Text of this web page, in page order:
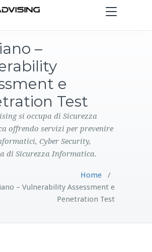
Toggle
navigation
–
e
Test
si occupa di Sicurezza
offrendo servizi per prevenire
Cyber Security,
di Sicurezza Informatica.
Home/
– Vulnerability Assessment e
Penetration Test